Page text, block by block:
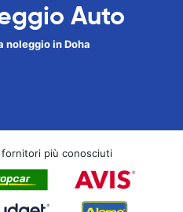
Auto
noleggio in Doha
più conosciuti